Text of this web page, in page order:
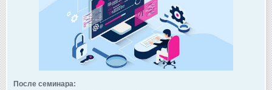
После семинара: